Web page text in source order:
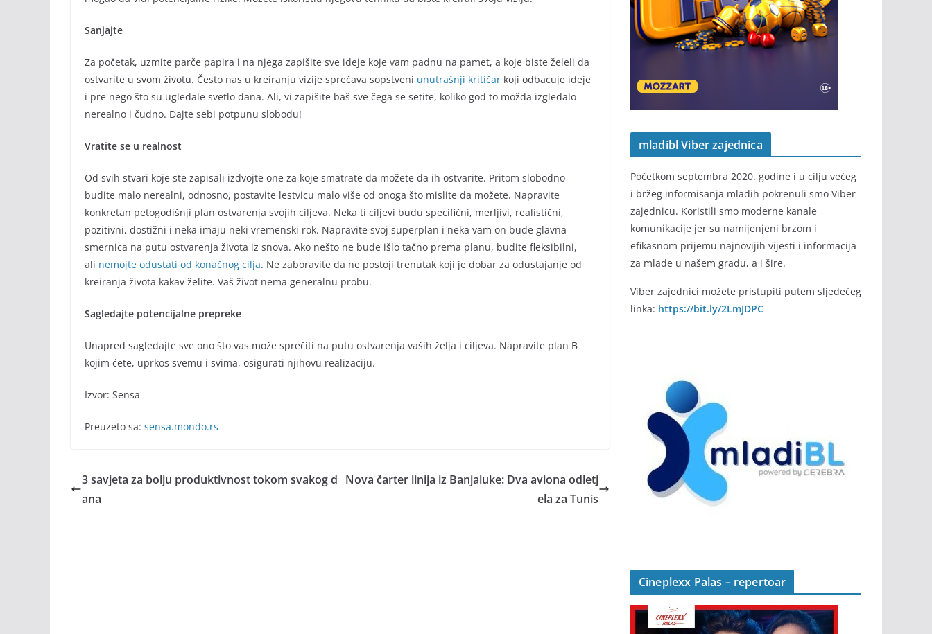
Sanjajte
Za početak, uzmite parče papira i na njega zapišite sve ideje koje vam padnu na pamet, a koje biste želeli da
ostvarite u svom životu. Često nas u kreiranju vizije sprečava sopstveni unutrašnji kritičar koji odbacuje ideje
i pre nego što su ugledale svetlo dana. Ali, vi zapišite baš sve čega se setite, koliko god to možda izgledalo
nerealno i čudno. Dajte sebi potpunu slobodu!
Vratite se u realnost
Od svih stvari koje ste zapisali izdvojte one za koje smatrate da možete da ih ostvarite. Pritom slobodno
budite malo nerealni, odnosno, postavite lestvicu malo više od onoga što mislite da možete. Napravite
konkretan petogodišnji plan ostvarenja svojih ciljeva. Neka ti ciljevi budu specifični, merljivi, realistični,
pozitivni, dostižni i neka imaju neki vremenski rok. Napravite svoj superplan i neka vam on bude glavna
smernica na putu ostvarenja života iz snova. Ako nešto ne bude išlo tačno prema planu, budite fleksibilni,
ali nemojte odustati od konačnog cilja. Ne zaboravite da ne postoji trenutak koji je dobar za odustajanje od
kreiranja života kakav želite. Vaš život nema generalnu probu.
Sagledajte potencijalne prepreke
Unapred sagledajte sve ono što vas može sprečiti na putu ostvarenja vaših želja i ciljeva. Napravite plan B
kojim ćete, uprkos svemu i svima, osigurati njihovu realizaciju.
Izvor: Sensa
Preuzeto sa: sensa.mondo.rs
3 savjeta za bolju produktivnost tokom svakog d
ana
Nova čarter linija iz Banjaluke: Dva aviona odletj
ela za Tunis
mladibl Viber zajednica
Početkom septembra 2020. godine i u cilju većeg
i bržeg informisanja mladih pokrenuli smo Viber
zajednicu. Koristili smo moderne kanale
komunikacije jer su namijenjeni brzom i
efikasnom prijemu najnovijih vijesti i informacija
za mlade u našem gradu, a i šire.
Viber zajednici možete pristupiti putem sljedećeg
linka: https://bit.ly/2LmJDPC
Cineplexx Palas – repertoar